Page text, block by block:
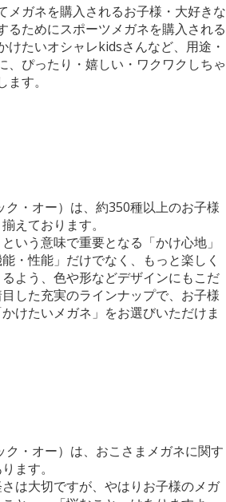
メガネを購入されるお子様・大好きな
るためにスポーツメガネを購入される
けたいオシャレkidsさんなど、用途・
、ぴったり・嬉しい・ワクワクしちゃ
す。
ク・オー）は、約350種以上のお子様
えております。
いう意味で重要となる「かけ心地」
・性能」だけでなく、もっと楽しく
よう、色や形などデザインにもこだ
した充実のラインナップで、お子様
けたいメガネ」をお選びいただけま
ク・オー）は、おこさまメガネに関す
ます。
は大切ですが、やはりお子様のメガ